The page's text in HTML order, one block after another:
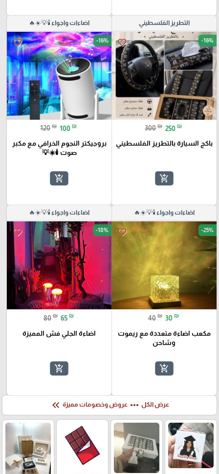
التطريز الفلسطيني
favorite_border -16%
300 ₪ 250 ₪
باكج السيارة بالتطريز الفلسطيني
add_shopping_cart
اضاءات واجواء 🕯️💡☀️🔥
favorite_border -16%
120 ₪ 100 ₪
بروجيكتر النجوم الخرافي مع مكبر
صوت 🕯️☀️💡
add_shopping_cart
اضاءات واجواء 🕯️💡☀️🔥
favorite_border -25%
40 ₪ 30 ₪
مكعب اضاءة متعددة مع ريموت
وشاحن
add_shopping_cart
اضاءات واجواء 🕯️💡☀️🔥
favorite_border -18%
80 ₪ 65 ₪
اضاءة الجلي فش المميزة
add_shopping_cart
عرض الكل more_horiz عروض وخصومات مميزة keyboard_double_arrow_left